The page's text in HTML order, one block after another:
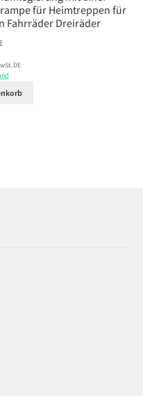
für Heimtreppen für
Fahrräder Dreiräder
DE